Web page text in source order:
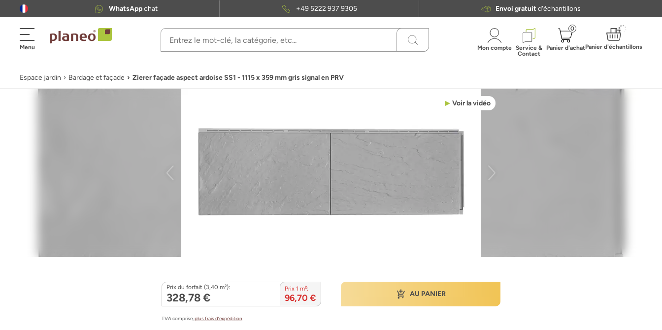
WhatsAppchat +49 5222 937 9305 Envoi gratuit d'échantillons
Menu Mon compte Service &
Contact
0
Panier d'achatPanier d'échantillons
Espace jardin Bardage et façade Zierer façade aspect ardoise SS1 - 1115 x 359 mm gris signal en PRV
Voir la vidéo
Prix du forfait (3,40 m²):
328,78 €
Prix 1 m²:
96,70 € AU PANIER
TVA comprise,plus frais d’expédition